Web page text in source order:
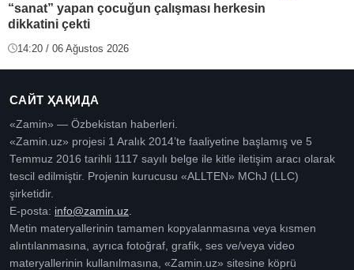
“sanat” yapan çocuğun çalışması herkesin
dikkatini çekti
14:20 / 06 Ağustos 2026
САЙТ ҲАҚИДА
«Zamin» — Özbekistan haberleri.
«Zamin.uz» projesi 1 Aralık 2014’te faaliyetine başlamış ve 5
Temmuz 2016 tarihli 1117 sayılı belge ile kitle iletişim aracı olarak
tescil edilmiştir. Projenin kurucusu «ALLTEN» MChJ (LLC)
şirketidir.
E-posta: info@zamin.uz
Metin materyallerinin tamamen kopyalanmasına veya kısmen
alıntılanmasına, ayrıca fotoğraf, grafik, ses ve/veya video
materyallerinin kullanılmasına, «Zamin.uz» sitesine köprü